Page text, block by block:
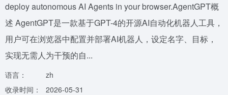
deploy autonomous AI Agents in your browser.AgentGPT概
述 AgentGPT是一款基于GPT-4的开源AI自动化机器人工具，
用户可在浏览器中配置并部署AI机器人，设定名字、目标，
实现无需人为干预的自...
语言：
zh
收录时间：
2026-05-31